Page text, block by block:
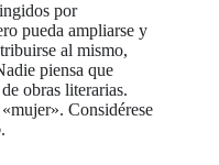
por
pueda ampliarse y
al mismo,
piensa que
obras literarias.
Considérese
.